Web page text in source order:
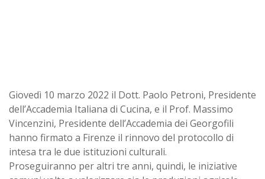
Giovedì 10 marzo 2022 il Dott. Paolo Petroni, Presidente
dell’Accademia Italiana di Cucina, e il Prof. Massimo
Vincenzini, Presidente dell’Accademia dei Georgofili
hanno firmato a Firenze il rinnovo del protocollo di
intesa tra le due istituzioni culturali.
Proseguiranno per altri tre anni, quindi, le iniziative